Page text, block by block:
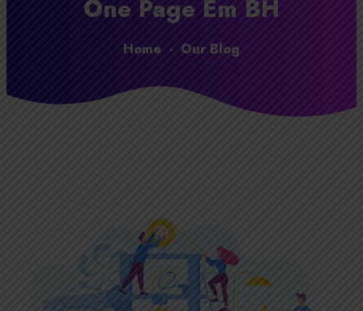
One Page Em BH
Home - Our Blog